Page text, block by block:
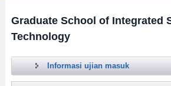
Graduate School of Integrated
Technology
Informasi ujian masuk